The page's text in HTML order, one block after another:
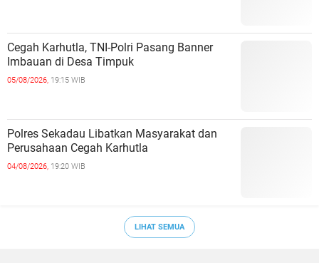
Cegah Karhutla, TNI-Polri Pasang Banner
Imbauan di Desa Timpuk
05/08/2026, 19:15 WIB
Polres Sekadau Libatkan Masyarakat dan
Perusahaan Cegah Karhutla
04/08/2026, 19:20 WIB
LIHAT SEMUA